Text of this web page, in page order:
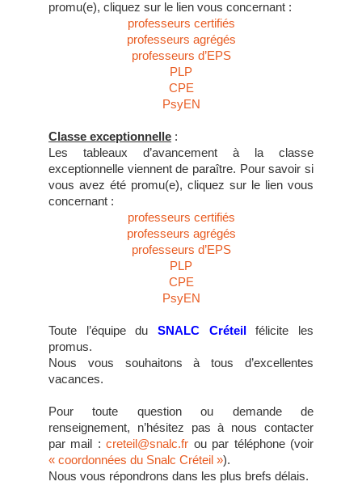
promu(e), cliquez sur le lien vous concernant :
professeurs certifiés
professeurs agrégés
professeurs d’EPS
PLP
CPE
PsyEN
Classe exceptionnelle :
Les tableaux d’avancement à la classe
exceptionnelle viennent de paraître. Pour savoir si
vous avez été promu(e), cliquez sur le lien vous
concernant :
professeurs certifiés
professeurs agrégés
professeurs d’EPS
PLP
CPE
PsyEN
Toute l’équipe du SNALC Créteilfélicite les
promus.
Nous vous souhaitons à tous d’excellentes
vacances.
Pour toute question ou demande de
renseignement, n’hésitez pas à nous contacter
par mail :creteil@snalc.fr ou par téléphone (voir
« coordonnées du Snalc Créteil »).
Nous vous répondrons dans les plus brefs délais.